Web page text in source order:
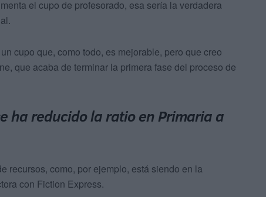
el cupo de profesorado, esa sería la verdadera
cupo que, como todo, es mejorable, pero que creo
que acaba de terminar la primera fase del proceso de
ha reducido la ratio en Primaria a
recursos, como, por ejemplo, está siendo en la
con Fiction Express.